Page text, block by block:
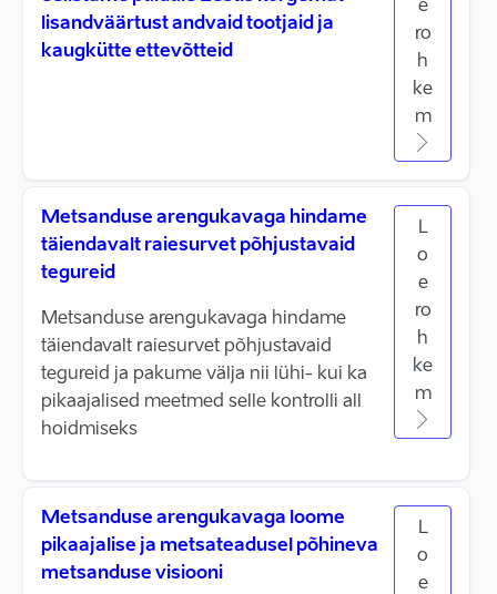
lisandväärtust andvaid tootjaid ja
kaugkütte ettevõtteid
e
ro
h
ke
m
Metsanduse arengukavaga hindame
täiendavalt raiesurvet põhjustavaid
tegureid
Metsanduse arengukavaga hindame
täiendavalt raiesurvet põhjustavaid
tegureid ja pakume välja nii lühi- kui ka
pikaajalised meetmed selle kontrolli all
hoidmiseks
L
o
e
ro
h
ke
m
Metsanduse arengukavaga loome
pikaajalise ja metsateadusel põhineva
metsanduse visiooni
L
o
e